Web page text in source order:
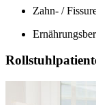
Zahn- /